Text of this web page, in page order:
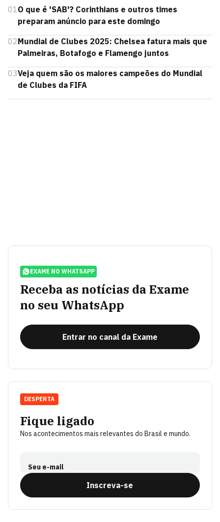
01O que é 'SAB'? Corinthians e outros times
preparam anúncio para este domingo
02Mundial de Clubes 2025: Chelsea fatura mais que
Palmeiras, Botafogo e Flamengo juntos
03Veja quem são os maiores campeões do Mundial
de Clubes da FIFA
EXAME NO WHATSAPP
Receba as notícias da Exame
no seu WhatsApp
Entrar no canal da Exame
Fique ligado
Nos acontecimentos mais relevantes do Brasil e mundo.
Seu e-mail
Inscreva-se
DESPERTA